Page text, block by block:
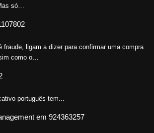
só…
fraude, ligam a dizer para confirmar uma compra
como o…
português tem...
em 924363257